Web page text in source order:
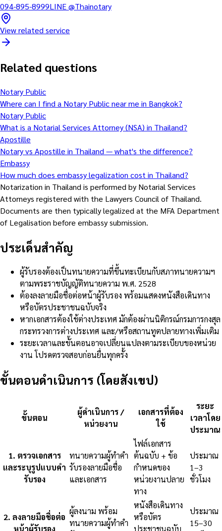
094-895-8999LINE@Thainotary
View related service
Related questions
Notary Public
Where can I find a Notary Public near me in Bangkok?
Notary Public
What is a Notarial Services Attorney (NSA) in Thailand?
Apostille
Notary vs Apostille in Thailand — what's the difference?
Embassy
How much does embassy legalization cost in Thailand?
Notarization in Thailand is performed by Notarial Services
Attorneys registered with the Lawyers Council of Thailand.
Documents are then typically legalized at the MFA Department
of Legalisation before embassy submission.
ประเด็นสำคัญ
ผู้รับรองต้องเป็นทนายความที่ขึ้นทะเบียนกับสภาทนายความฯ
ตามพระราชบัญญัติทนายความ พ.ศ. 2528
ต้องลงลายมือชื่อต่อหน้าผู้รับรอง พร้อมแสดงหนังสือเดินทาง
หรือบัตรประชาชนฉบับจริง
หากเอกสารต้องใช้ต่างประเทศ มักต้องผ่านนิติกรณ์กรมการกงสุล
กระทรวงการต่างประเทศ และ/หรือสถานทูตปลายทางเพิ่มเติม
ระยะเวลาและขั้นตอนอาจเปลี่ยนแปลงตามระเบียบของหน่วย
งาน โปรดตรวจสอบก่อนยื่นทุกครั้ง
ขั้นตอนดำเนินการ (โดยสังเขป)
ขั้นตอน
ผู้ดำเนินการ /
หน่วยงาน
เอกสารที่ต้อง
ใช้
ระยะ
เวลาโดย
ประมาณ
1. ตรวจเอกสาร
และระบุรูปแบบคำ
รับรอง
ทนายความผู้ทำคำ
รับรองลายมือชื่อ
และเอกสาร
ไฟล์เอกสาร
ต้นฉบับ + ข้อ
กำหนดของ
หน่วยงานปลาย
ทาง
ประมาณ
1–3
ชั่วโมง
2. ลงลายมือชื่อต่อ
หน้าผู้รับรอง
ผู้ลงนาม พร้อม
ทนายความผู้ทำคำ
หนังสือเดินทาง
หรือบัตร
ประชาชนฉบับ
ประมาณ
15–30